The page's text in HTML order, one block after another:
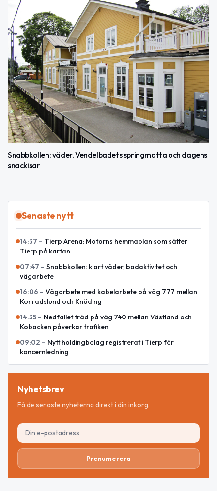
Snabbkollen: väder, Vendelbadets springmatta och dagens
snackisar
Senaste nytt
14:37 – Tierp Arena: Motorns hemmaplan som sätter
Tierp på kartan
07:47 – Snabbkollen: klart väder, badaktivitet och
vägarbete
16:06 – Vägarbete med kabelarbete på väg 777 mellan
Konradslund och Knöding
14:35 – Nedfallet träd på väg 740 mellan Västland och
Kobacken påverkar trafiken
09:02 – Nytt holdingbolag registrerat i Tierp för
koncernledning
Nyhetsbrev
Få de senaste nyheterna direkt i din inkorg.
Prenumerera